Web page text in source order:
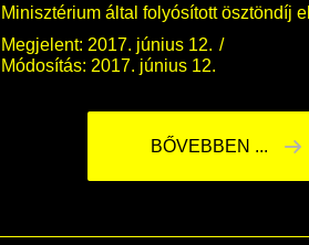
Minisztérium által folyósított ösztöndíj
Megjelent: 2017. június 12.
Módosítás: 2017. június 12.
BŐVEBBEN ...